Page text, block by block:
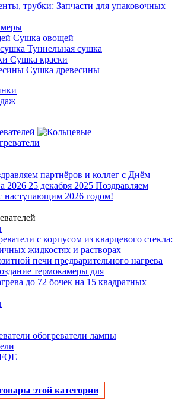
трубки: Запчасти для упаковочных
Сушка овощей
Туннельная сушка
Сушка краски
Сушка древесины
партнёров и коллег с Днём
2026 25 декабря 2025 Поздравляем
наступающим 2026 годом!
с корпусом из кварцевого стекла:
жидкостях и растворах
печи предварительного нагрева
термокамеры для
до 72 бочек на 15 квадратных
обогреватели лампы
этой категории